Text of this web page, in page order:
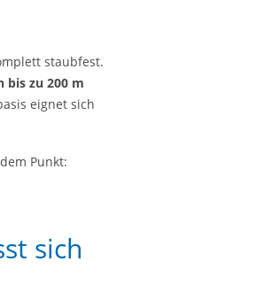
staubfest.
bis zu 200 m
eignet sich
Punkt:
sich